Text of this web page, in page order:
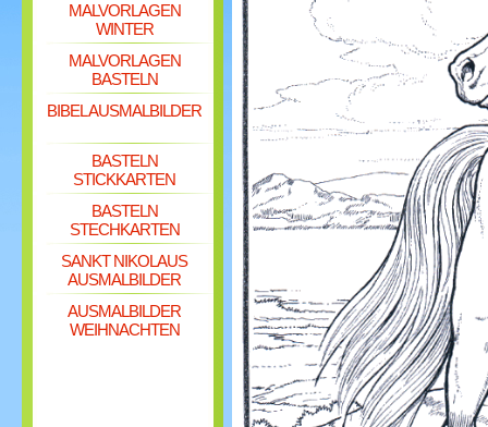
MALVORLAGEN
WINTER
MALVORLAGEN
BASTELN
BIBEL AUSMALBILDER
BASTELN
STICKKARTEN
BASTELN
STECHKARTEN
SANKT NIKOLAUS
AUSMALBILDER
AUSMALBILDER
WEIHNACHTEN